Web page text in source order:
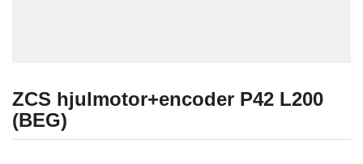
ZCS hjulmotor+encoder P42 L200
(BEG)